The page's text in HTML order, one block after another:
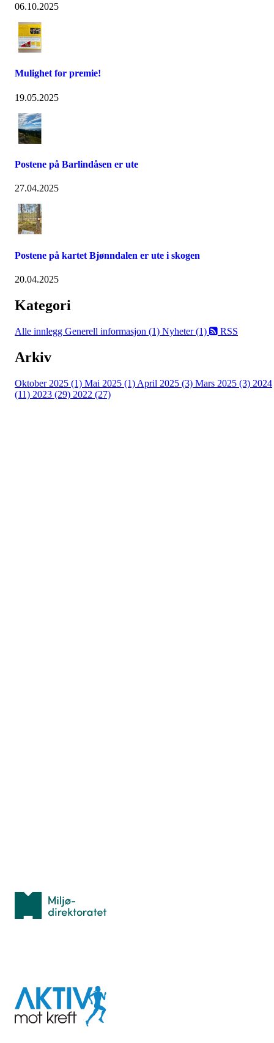
06.10.2025
Mulighet for premie!
19.05.2025
Postene på Barlindåsen er ute
27.04.2025
Postene på kartet Bjønndalen er ute i skogen
20.04.2025
Kategori
Alle innlegg Generell informasjon (1) Nyheter (1) RSS
Arkiv
Oktober 2025 (1) Mai 2025 (1) April 2025 (3) Mars 2025 (3) 2024
(11) 2023 (29) 2022 (27)